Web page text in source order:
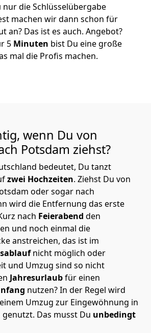
die Schlüsselübergabe
machen wir dann schon für
an? Das ist es auch. Angebot?
5 Minuten bist Du eine große
mal die Profis machen.
wenn Du von
Potsdam ziehst?
bedeutet, Du tanzt
zwei Hochzeiten. Ziehst Du von
oder sogar nach
wird die Entfernung das erste
nach Feierabend den
und noch einmal die
anstreichen, das ist im
nicht möglich oder
und Umzug sind so nicht
Jahresurlaubfür einen
nutzen? In der Regel wird
Umzug zur Eingewöhnung in
Das musst Du unbedingt